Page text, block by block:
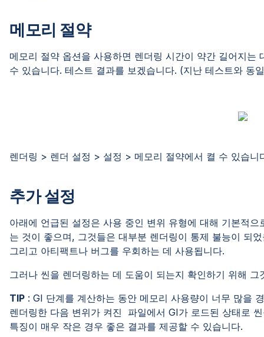
메모리 절약
메모리 절약 옵션을 사용하면 렌더링 시간이 약간 길어지
수 있습니다. 테스트 결과를 보겠습니다. (지난 테스트와 동
렌더링 > 렌더 설정 > 설정 > 메모리 절약에서 켤 수 있습니
추가 설정
아래에 언급된 설정은 사용 중인 변위 유형에 대해 기본적
는 것이 좋으며, 그것들은 대부분 렌더링이 통제 불능이 되
그리고 아티팩트나 버그를 우회하는 데 사용됩니다.
그러나 씬을 렌더링하는 데 도움이 되는지 확인하기 위해
TIP : GI 단계를 계산하는 동안 메모리 사용량이 너무 많을
렌더링한 다음 변위가 켜진 파일에서 GI가 로드된 상태로
특징이 매우 작은 경우 좋은 결과를 제공할 수 있습니다.